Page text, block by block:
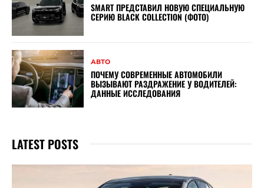
SMART ПРЕДСТАВИЛ НОВУЮ СПЕЦИАЛЬНУЮ
СЕРИЮ BLACK COLLECTION (ФОТО)
АВТО
ПОЧЕМУ СОВРЕМЕННЫЕ АВТОМОБИЛИ
ВЫЗЫВАЮТ РАЗДРАЖЕНИЕ У ВОДИТЕЛЕЙ:
ДАННЫЕ ИССЛЕДОВАНИЯ
LATEST POSTS